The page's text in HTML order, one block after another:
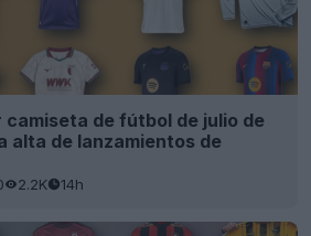
de fútbol de julio de
alta de lanzamientos de
2.2K 14h